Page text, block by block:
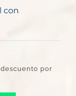
con
por